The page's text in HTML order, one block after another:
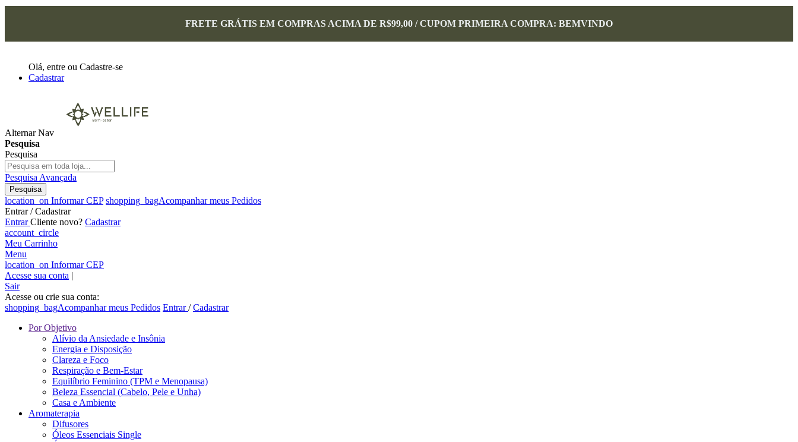
FRETE GRÁTIS EM COMPRAS ACIMA DE R$99,00 / CUPOM PRIMEIRA COMPRA: BEMVINDO
Olá, entre ou Cadastre-se
Cadastrar
Alternar Nav
Pesquisa
Pesquisa
Pesquisa Avançada
Pesquisa
location_on Informar CEP shopping_bagAcompanhar meus Pedidos
Entrar / Cadastrar
EntrarCliente novo? Cadastrar
account_circle
Meu Carrinho
Menu
location_on Informar CEP
Acesse sua conta |
Sair
Acesse ou crie sua conta:
shopping_bagAcompanhar meus Pedidos Entrar/Cadastrar
Por Objetivo
Alívio da Ansiedade e Insônia
Energia e Disposição
Clareza e Foco
Respiração e Bem-Estar
Equilíbrio Feminino (TPM e Menopausa)
Beleza Essencial (Cabelo, Pele e Unha)
Casa e Ambiente
Aromaterapia
Difusores
Óleos Essenciais Single